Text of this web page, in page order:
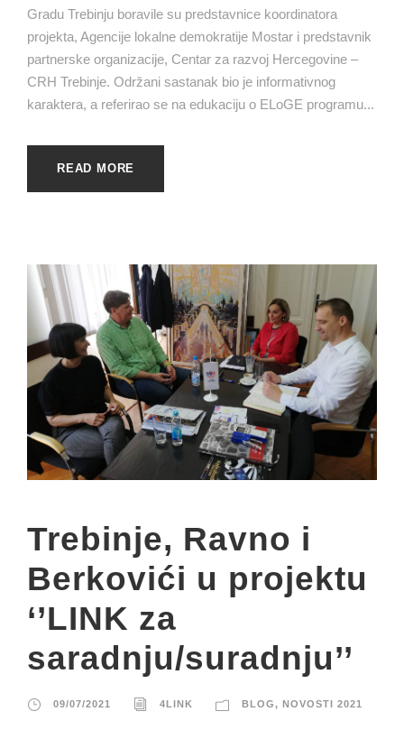
Gradu Trebinju boravile su predstavnice koordinatora
projekta, Agencije lokalne demokratije Mostar i predstavnik
partnerske organizacije, Centar za razvoj Hercegovine –
CRH Trebinje. Održani sastanak bio je informativnog
karaktera, a referirao se na edukaciju o ELoGE programu...
READ MORE
Trebinje, Ravno i
Berkovići u projektu
‘’LINK za
saradnju/suradnju’’
09/07/2021 4LINK BLOG, NOVOSTI 2021